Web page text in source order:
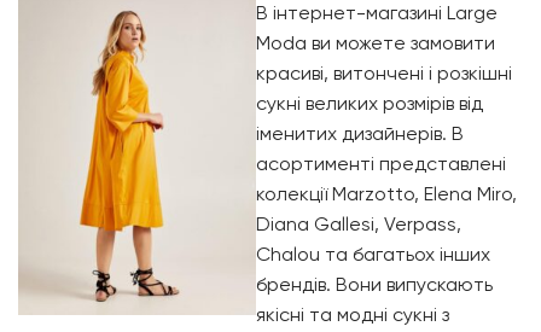
В інтернет-магазині Large
Moda ви можете замовити
красиві, витончені і розкішні
сукні великих розмірів від
іменитих дизайнерів. В
асортименті представлені
колекції Marzotto, Elena Miro,
Diana Gallesi, Verpass,
Chalou та багатьох інших
брендів. Вони випускають
якісні та модні сукні з